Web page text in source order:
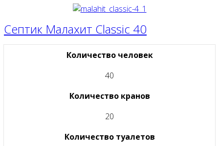
Септик Малахит Classic 40
Количество человек
40
Количество кранов
20
Количество туалетов